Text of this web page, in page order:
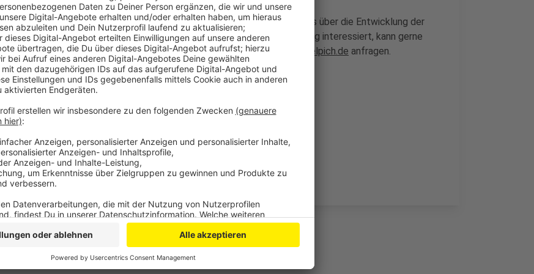
Teilnehmer erfahren in der öffentlichen Stadtführung Spannendes über die Entwicklung der
Stadt Zülpich bis zur Neuzeit. Wer sich für eine individuelle Führung interessiert, kann gerne
unter 02252 52-212 oder per E-Mail anstadtfuehrung@stadt-zuelpich.de anfragen.
Wann: Samstag, 26.09., jeweils um 11 Uhr
Anzeige